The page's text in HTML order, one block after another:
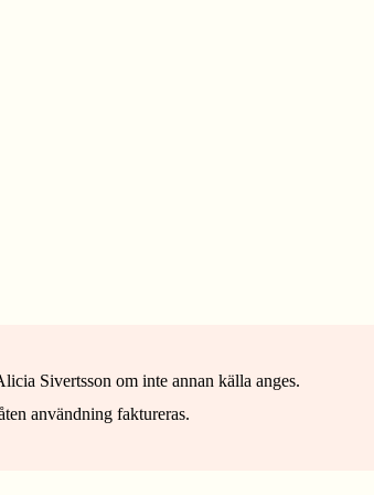
Sivertsson om inte annan källa anges.
användning faktureras.